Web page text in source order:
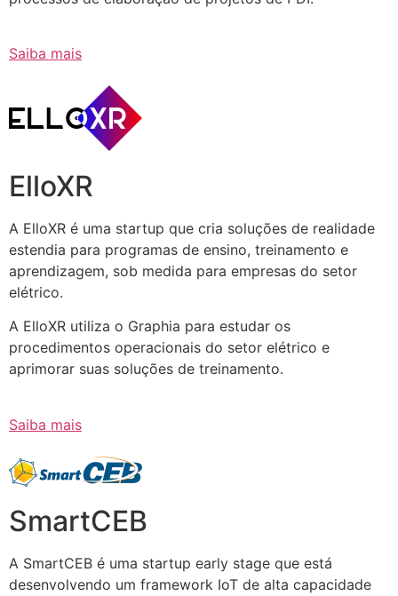
Saiba mais
ElloXR
A ElloXR é uma startup que cria soluções de realidade
estendia para programas de ensino, treinamento e
aprendizagem, sob medida para empresas do setor
elétrico.
A ElloXR utiliza o Graphia para estudar os
procedimentos operacionais do setor elétrico e
aprimorar suas soluções de treinamento.
Saiba mais
SmartCEB
A SmartCEB é uma startup early stage que está
desenvolvendo um framework IoT de alta capacidade